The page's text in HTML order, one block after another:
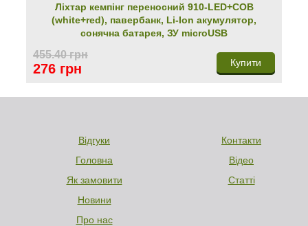
Ліхтар кемпінг переносний 910-LED+COB
(white+red), павербанк, Li-Ion акумулятор,
сонячна батарея, ЗУ microUSB
455.40 грн
276 грн Купити
Відгуки
Головна
Як замовити
Новини
Про нас
Контакти
Відео
Статті